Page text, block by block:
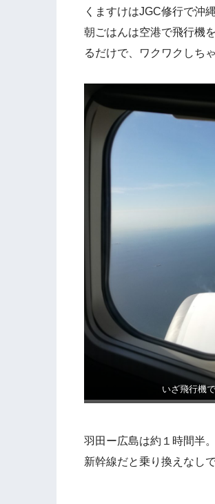
くますけはJGC修行で沖
朝ごはんは空港で飛行機
るだけで、ワクワクしち
いざ飛行機
羽田ー広島は約１時間半
新幹線だと乗り換えなし